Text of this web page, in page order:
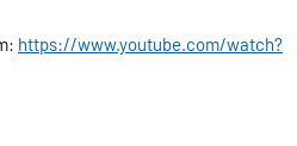
https://www.youtube.com/watch?